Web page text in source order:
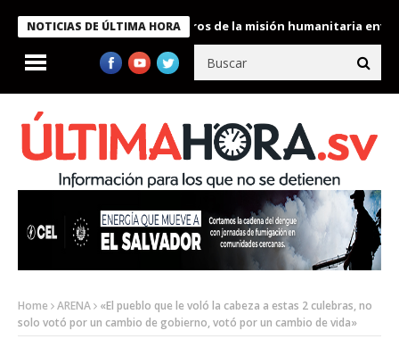
NOTICIAS DE ÚLTIMA HORA
condecora a miembros de la misión humanitaria enviada a
Home ARENA
«El pueblo que le voló la cabeza a estas 2 culebras, no
solo votó por un cambio de gobierno, votó por un cambio de vida»